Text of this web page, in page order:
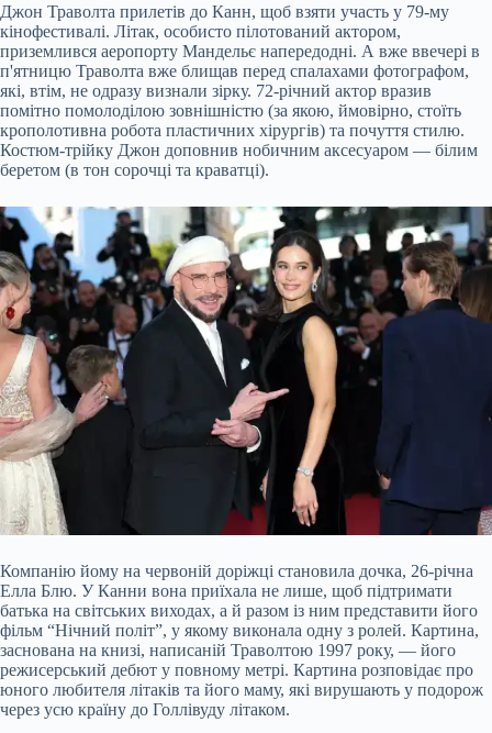
Джон Траволта прилетів до Канн, щоб взяти участь у 79-му
кінофестивалі. Літак, особисто пілотований актором,
приземлився аеропорту Мандельє напередодні. А вже ввечері в
п'ятницю Траволта вже блищав перед спалахами фотографом,
які, втім, не одразу визнали зірку. 72-річний актор вразив
помітно помолоділою зовнішністю (за якою, ймовірно, стоїть
крополотивна робота пластичних хірургів) та почуття стилю.
Костюм-трійку Джон доповнив нобичним аксесуаром — білим
беретом (в тон сорочці та краватці).
Компанію йому на червоній доріжці становила дочка, 26-річна
Елла Блю. У Канни вона приїхала не лише, щоб підтримати
батька на світських виходах, а й разом із ним представити його
фільм “Нічний політ”, у якому виконала одну з ролей. Картина,
заснована на книзі, написаній Траволтою 1997 року, — його
режисерський дебют у повному метрі. Картина розповідає про
юного любителя літаків та його маму, які вирушають у подорож
через усю країну до Голлівуду літаком.